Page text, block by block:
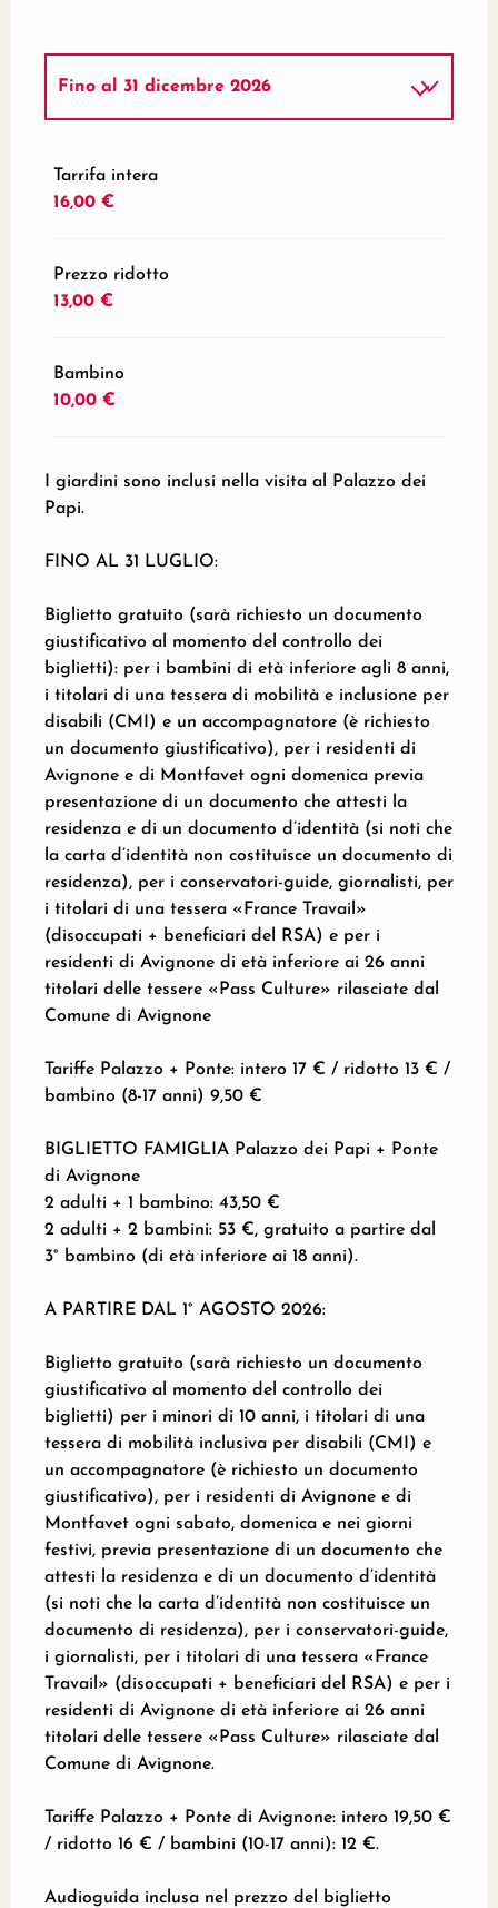
Fino al 31 dicembre 2026
Tarrifa intera
16,00 €
Prezzo ridotto
13,00 €
Bambino
10,00 €
I giardini sono inclusi nella visita al Palazzo dei
Papi.
FINO AL 31 LUGLIO:
Biglietto gratuito (sarà richiesto un documento
giustificativo al momento del controllo dei
biglietti): per i bambini di età inferiore agli 8 anni,
i titolari di una tessera di mobilità e inclusione per
disabili (CMI) e un accompagnatore (è richiesto
un documento giustificativo), per i residenti di
Avignone e di Montfavet ogni domenica previa
presentazione di un documento che attesti la
residenza e di un documento d’identità (si noti che
la carta d’identità non costituisce un documento di
residenza), per i conservatori-guide, giornalisti, per
i titolari di una tessera «France Travail»
(disoccupati + beneficiari del RSA) e per i
residenti di Avignone di età inferiore ai 26 anni
titolari delle tessere «Pass Culture» rilasciate dal
Comune di Avignone
Tariffe Palazzo + Ponte: intero 17 € / ridotto 13 € /
bambino (8-17 anni) 9,50 €
BIGLIETTO FAMIGLIA Palazzo dei Papi + Ponte
di Avignone
2 adulti + 1 bambino: 43,50 €
2 adulti + 2 bambini: 53 €, gratuito a partire dal
3° bambino (di età inferiore ai 18 anni).
A PARTIRE DAL 1° AGOSTO 2026:
Biglietto gratuito (sarà richiesto un documento
giustificativo al momento del controllo dei
biglietti) per i minori di 10 anni, i titolari di una
tessera di mobilità inclusiva per disabili (CMI) e
un accompagnatore (è richiesto un documento
giustificativo), per i residenti di Avignone e di
Montfavet ogni sabato, domenica e nei giorni
festivi, previa presentazione di un documento che
attesti la residenza e di un documento d’identità
(si noti che la carta d’identità non costituisce un
documento di residenza), per i conservatori-guide,
i giornalisti, per i titolari di una tessera «France
Travail» (disoccupati + beneficiari del RSA) e per i
residenti di Avignone di età inferiore ai 26 anni
titolari delle tessere «Pass Culture» rilasciate dal
Comune di Avignone.
Tariffe Palazzo + Ponte di Avignone: intero 19,50 €
/ ridotto 16 € / bambini (10-17 anni): 12 €.
Audioguida inclusa nel prezzo del biglietto